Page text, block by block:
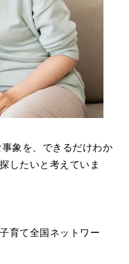
象を、できるだけわか
したいと考えていま
育て全国ネットワー